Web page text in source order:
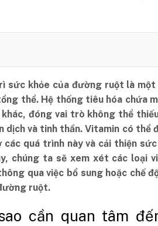
sức khỏe của đường ruột là
thể. Hệ thống tiêu hóa chứa
đóng vai trò không thể
dịch và tinh thần. Vitamin có
các quá trình này và cải thiện
chúng ta sẽ xem xét các loại
qua việc bổ sung hoặc chế
ruột.
cần quan tâm